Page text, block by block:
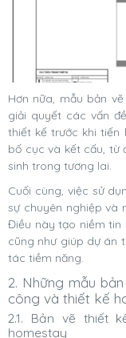
Hơn nữa, mẫu bản
giải quyết các vấn
thiết kế trước khi tiến
bố cục và kết cấu, từ
sinh trong tương lai.
Cuối cùng, việc sử
sự chuyên nghiệp và
Điều này tạo niềm tin
cũng như giúp dự án
tác tiềm năng.
2. Những mẫu
công và thiết kế
2.1. Bản vẽ thiết
homestay